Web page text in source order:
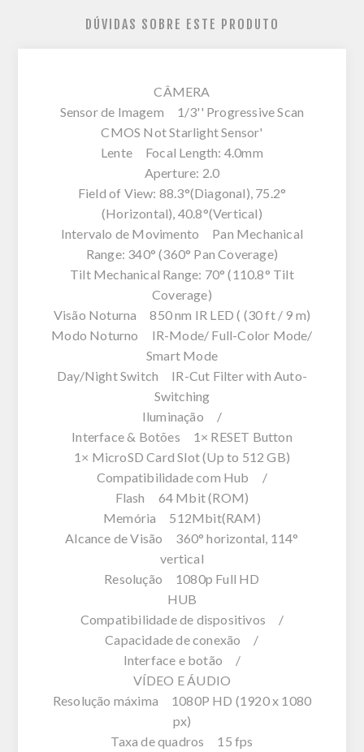
DÚVIDAS SOBRE ESTE PRODUTO
CÂMERA
Sensor de Imagem 1/3'' Progressive Scan
CMOS Not Starlight Sensor'
Lente Focal Length: 4.0mm
Aperture: 2.0
Field of View: 88.3°(Diagonal), 75.2°
(Horizontal), 40.8°(Vertical)
Intervalo de Movimento Pan Mechanical
Range: 340° (360° Pan Coverage)
Tilt Mechanical Range: 70° (110.8° Tilt
Coverage)
Visão Noturna 850 nm IR LED ( (30 ft / 9 m)
Modo Noturno IR-Mode/ Full-Color Mode/
Smart Mode
Day/Night Switch IR-Cut Filter with Auto-
Switching
Iluminação /
Interface & Botões 1× RESET Button
1× MicroSD Card Slot (Up to 512 GB)
Compatibilidade com Hub /
Flash 64 Mbit (ROM)
Memória 512Mbit(RAM)
Alcance de Visão 360° horizontal, 114°
vertical
Resolução 1080p Full HD
HUB
Compatibilidade de dispositivos /
Capacidade de conexão /
Interface e botão /
VÍDEO E ÁUDIO
Resolução máxima 1080P HD (1920 x 1080
px)
Taxa de quadros 15 fps